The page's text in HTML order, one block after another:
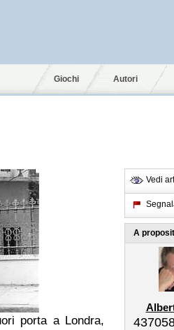
Giochi Autori
porta a Londra,
Vedi
A